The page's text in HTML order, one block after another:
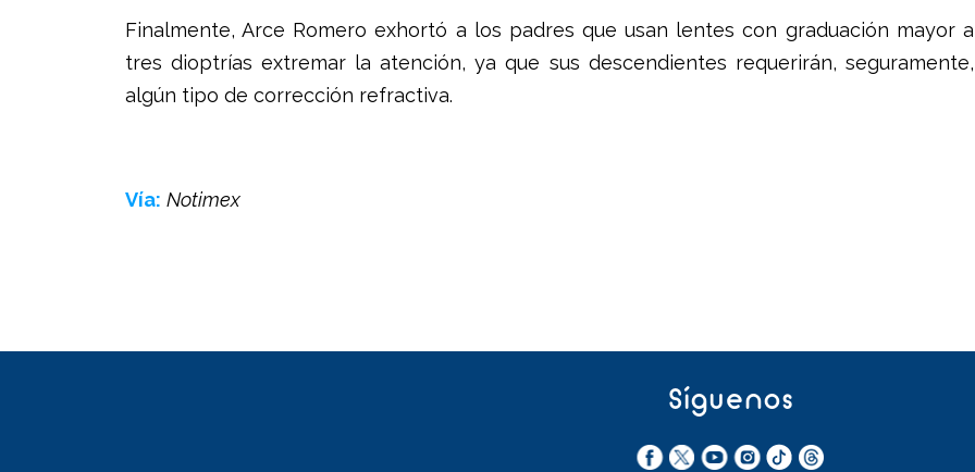
Finalmente, Arce Romero exhortó a los padres que usan lentes con graduación mayor a
tres dioptrías extremar la atención, ya que sus descendientes requerirán, seguramente,
algún tipo de corrección refractiva.
Vía: Notimex
Síguenos